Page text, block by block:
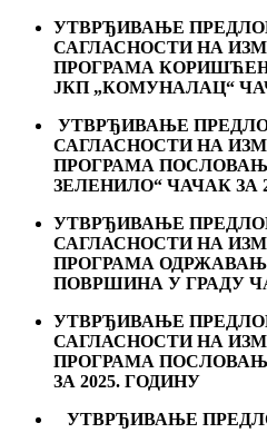
УТВРЂИВАЊЕ
САГЛАСНОСТИ НА
ПРОГРАМА
ЈКП „КОМУНАЛАЦ“
УТВРЂИВАЊЕ
САГЛАСНОСТИ НА
ПРОГРАМА
ЗЕЛЕНИЛО“ ЧАЧАК ЗА
УТВРЂИВАЊЕ
САГЛАСНОСТИ НА
ПРОГРАМА
ПОВРШИНА У ГРАДУ
УТВРЂИВАЊЕ
САГЛАСНОСТИ НА
ПРОГРАМА
ЗА 2025. ГОДИНУ
УТВРЂИВАЊЕ